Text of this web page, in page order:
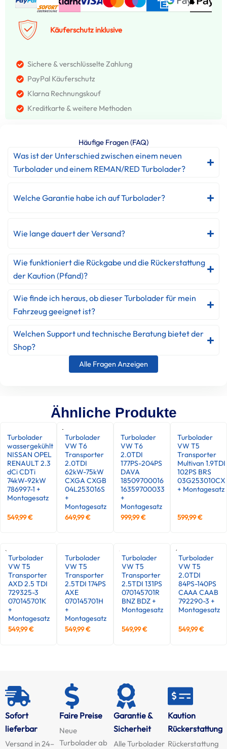
Käuferschutz inklusive
Sichere & verschlüsselte Zahlung
PayPal Käuferschutz
Klarna Rechnungskouf
Kreditkarte & weitere Methoden
Häufige Fragen (FAQ)
Was ist der Unterschied zwischen einem neuen
Turbolader und einem REMAN/RED Turbolader?
Welche Garantie habe ich auf Turbolader?
Wie lange dauert der Versand?
Wie funktioniert die Rückgabe und die Rückerstattung
der Kaution (Pfand)?
Wie finde ich heraus, ob dieser Turbolader für mein
Fahrzeug geeignet ist?
Welchen Support und technische Beratung bietet der
Shop?
Alle Fragen Anzeigen
Ähnliche Produkte
Turbolader
wassergekühlt
NISSAN OPEL
RENAULT 2.3
dCi CDTi
74kW-92kW
786997-1 +
Montagesatz
549,99€
Turbolader
VW T6
Transporter
2.0TDI
62kW-75kW
CXGA CXGB
04L253016S
+
Montagesatz
649,99€
Turbolader
VW T6
2.0TDI
177PS-204PS
DAVA
18509700016
16359700033
+
Montagesatz
999,99€
Turbolader
VW T5
Transporter
Multivan 1.9TDI
102PS BRS
03G253010CX
+ Montagesatz
599,99€
Turbolader
VW T5
Transporter
AXD 2.5 TDI
729325-3
070145701K
+
Montagesatz
549,99€
Turbolader
VW T5
Transporter
2.5TDI 174PS
AXE
070145701H
+
Montagesatz
549,99€
Turbolader
VW T5
Transporter
2.5TDI 131PS
070145701R
BNZ BDZ +
Montagesatz
549,99€
Turbolader
VW T5
2.0TDI
84PS-140PS
CAAA CAAB
792290-3 +
Montagesatz
549,99€
Sofort
lieferbar
Versand in 24–
Faire Preise
Neue
Turbolader ab
Garantie &
Sicherheit
Alle Turbolader
Kaution
Rückerstattung
Rückerstattung